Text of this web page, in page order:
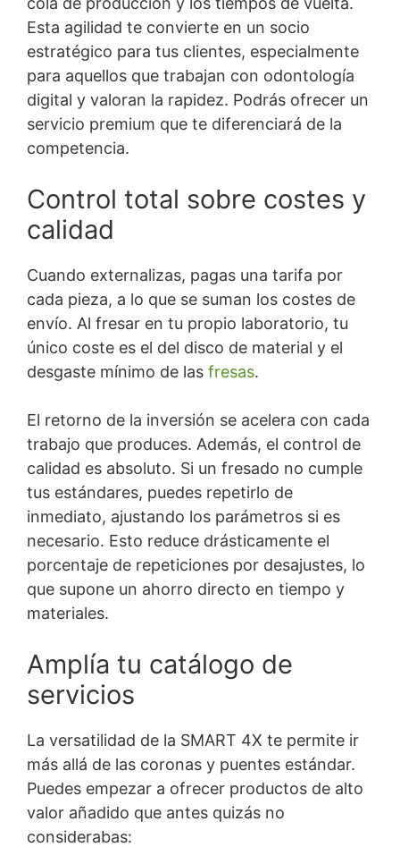
Esta agilidad te convierte en un socio
estratégico para tus clientes, especialmente
para aquellos que trabajan con odontología
digital y valoran la rapidez. Podrás ofrecer un
servicio premium que te diferenciará de la
competencia.
Control total sobre costes y
calidad
Cuando externalizas, pagas una tarifa por
cada pieza, a lo que se suman los costes de
envío. Al fresar en tu propio laboratorio, tu
único coste es el del disco de material y el
desgaste mínimo de las fresas.
El retorno de la inversión se acelera con cada
trabajo que produces. Además, el control de
calidad es absoluto. Si un fresado no cumple
tus estándares, puedes repetirlo de
inmediato, ajustando los parámetros si es
necesario. Esto reduce drásticamente el
porcentaje de repeticiones por desajustes, lo
que supone un ahorro directo en tiempo y
materiales.
Amplía tu catálogo de
servicios
La versatilidad de la SMART 4X te permite ir
más allá de las coronas y puentes estándar.
Puedes empezar a ofrecer productos de alto
valor añadido que antes quizás no
considerabas: